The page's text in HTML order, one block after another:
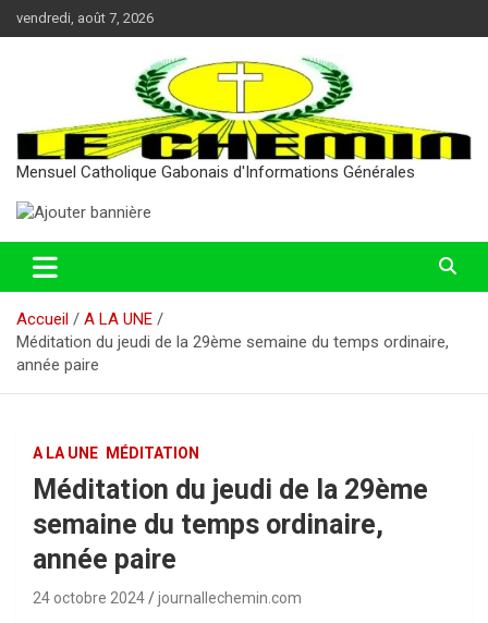
au
vendredi, août 7, 2026
Mensuel Catholique Gabonais d'Informations Générales
Accueil
A LA UNE
Méditation du jeudi de la 29ème semaine du temps ordinaire,
année paire
A LA UNE MÉDITATION
Méditation du jeudi de la 29ème
semaine du temps ordinaire,
année paire
24 octobre 2024 journallechemin.com